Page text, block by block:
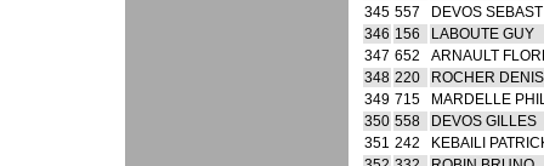
345 557
DEVOS
346 156
LABOUTE GUY
347 652
ARNAULT
348 220
ROCHER DENIS
349 715
MARDELLE
350 558
DEVOS GILLES
351 242
KEBAILI